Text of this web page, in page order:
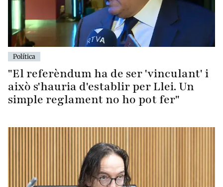
Política
"El referèndum ha de ser 'vinculant' i
això s'hauria d'establir per Llei. Un
simple reglament no ho pot fer"